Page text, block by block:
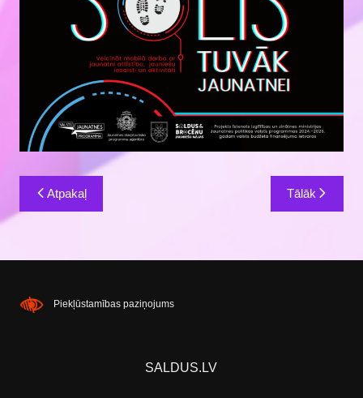
Ziņu
izvēlne
Atpakaļ Tālāk
Piekļūstamības paziņojums
SALDUS.LV